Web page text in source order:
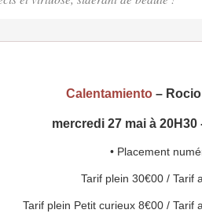
Calentamiento –
mercredi 27 mai à 20H30
• Placement
Tarif plein 30€00 / Tarif
Tarif plein Petit curieux 8€00 / Tarif